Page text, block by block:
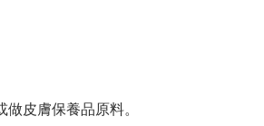
皮膚保養品原料。